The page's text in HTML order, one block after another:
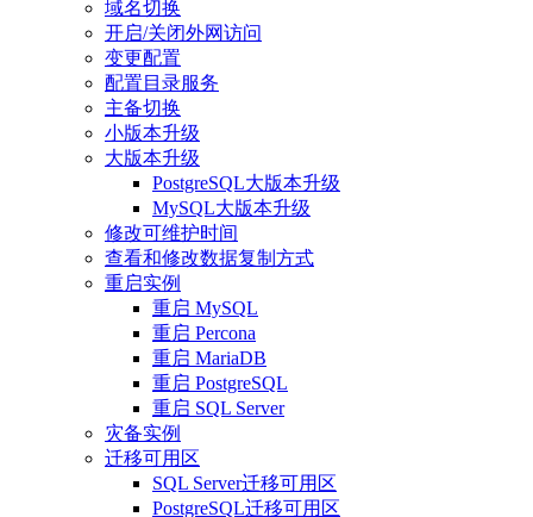
域名切换
开启/关闭外网访问
变更配置
配置目录服务
主备切换
小版本升级
大版本升级
PostgreSQL大版本升级
MySQL大版本升级
修改可维护时间
查看和修改数据复制方式
重启实例
重启 MySQL
重启 Percona
重启 MariaDB
重启 PostgreSQL
重启 SQL Server
灾备实例
迁移可用区
SQL Server迁移可用区
PostgreSQL迁移可用区